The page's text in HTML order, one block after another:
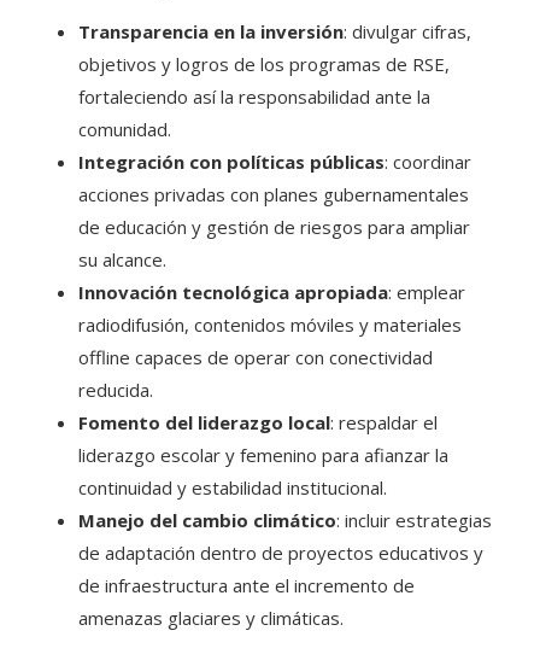
Transparencia en la inversión: divulgar cifras,
objetivos y logros de los programas de RSE,
fortaleciendo así la responsabilidad ante la
comunidad.
Integración con políticas públicas: coordinar
acciones privadas con planes gubernamentales
de educación y gestión de riesgos para ampliar
su alcance.
Innovación tecnológica apropiada: emplear
radiodifusión, contenidos móviles y materiales
offline capaces de operar con conectividad
reducida.
Fomento del liderazgo local: respaldar el
liderazgo escolar y femenino para afianzar la
continuidad y estabilidad institucional.
Manejo del cambio climático: incluir estrategias
de adaptación dentro de proyectos educativos y
de infraestructura ante el incremento de
amenazas glaciares y climáticas.